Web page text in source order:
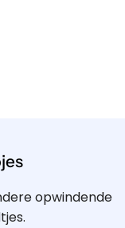
opwindende